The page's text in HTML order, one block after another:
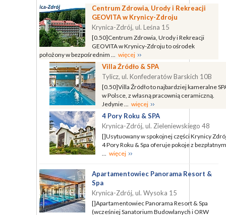
Centrum Zdrowia, Urody i Rekreacji
GEOVITA w Krynicy-Zdroju
Krynica-Zdrój, ul. Leśna 15
[0.50]Centrum Zdrowia, Urody i Rekreacji
GEOVITA w Krynicy-Zdroju to ośrodek
położony w bezpośrednim ...
więcej
Villa Źródło & SPA
Tylicz, ul. Konfederatów Barskich 10B
[0.50]Villa Źródło to najbardziej kameralne
w Polsce, z własną pracownią ceramiczną.
Jedynie ...
więcej
4 Pory Roku & SPA
Krynica-Zdrój, ul. Zieleniewskiego 48
[]Usytuowany w spokojnej części Krynicy
4 Pory Roku & Spa oferuje pokoje z bezpłatnym
więcej
Apartamentowiec Panorama Resort &
Spa
Krynica-Zdrój, ul. Wysoka 15
[]Apartamentowiec Panorama Resort & Spa
(wcześniej Sanatorium Budowlanych i ORW